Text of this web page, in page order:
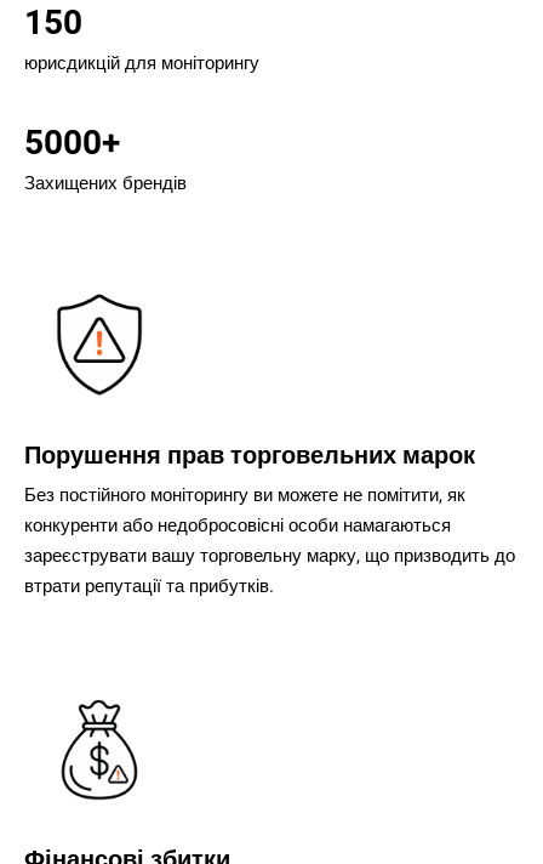
150
юрисдикцій для моніторингу
5000+
Захищених брендів
Порушення прав торговельних марок
Без постійного моніторингу ви можете не помітити, як
конкуренти або недобросовісні особи намагаються
зареєструвати вашу торговельну марку, що призводить до
втрати репутації та прибутків.